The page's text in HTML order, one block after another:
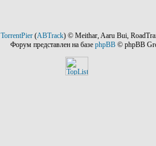
TorrentPier (ABTrack) © Meithar, Aaru Bui,
Форум представлен на базе phpBB© phpBB